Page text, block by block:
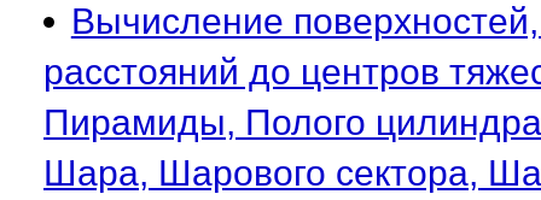
Вычисление
расстояний до центров
Пирамиды, Полого
Шара, Шарового сектора,